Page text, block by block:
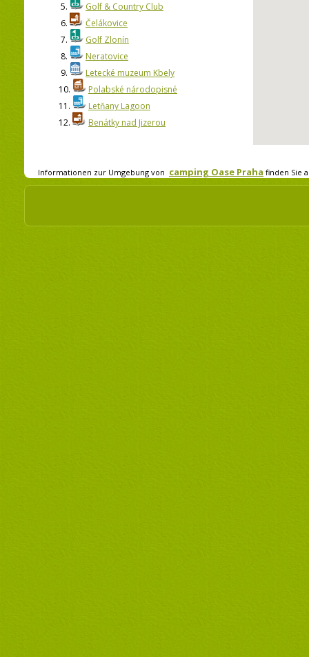
5.
Golf & Country Club
6.
Čelákovice
7.
Golf Zlonín
8.
Neratovice
9.
Letecké muzeum Kbely
10.
Polabské národopisné
11.
Letňany Lagoon
12.
Benátky nad Jizerou
Informationen zur Umgebung von camping Oase Praha finden Sie